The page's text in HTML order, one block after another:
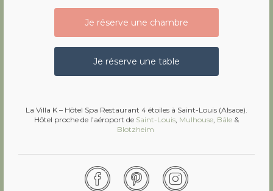
Je réserve une chambre
Je réserve une table
La Villa K – Hôtel Spa Restaurant 4 étoiles à Saint-Louis (Alsace).
Hôtel proche de l’aéroport de Saint-Louis Mulhouse Bâle &
Blotzheim